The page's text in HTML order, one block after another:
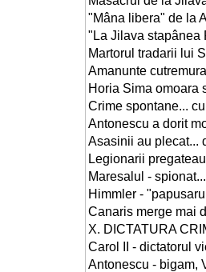
"Mâna libera" de la
"La Jilava stapânea
Martorul tradarii lui
Amanunte
Horia Sima omoara
Crime spontane... cu
Antonescu a dorit
Asasinii au plecat...
Legionarii
Maresalul -
Himmler -
Canaris merge mai
X. DICTATURA
Carol II - dictatorul
Antonescu - bigam,